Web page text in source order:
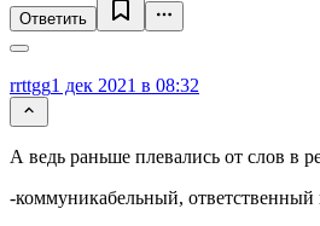
Ответить
rrttgg1 дек 2021 в 08:32
А ведь раньше плевались от слов в
-коммуникабельный, ответственный